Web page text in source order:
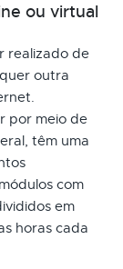
ou virtual
realizado de
outra
por meio de
têm uma
com
em
horas cada